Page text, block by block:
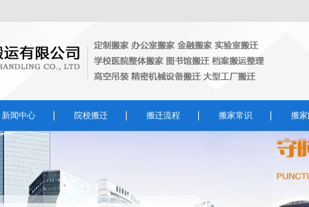
新闻中心 院校搬迁 搬迁流程 搬家常识 搬